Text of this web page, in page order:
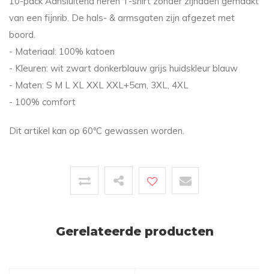
van een fijnrib. De hals- & armsgaten zijn afgezet met
boord.
- Materiaal: 100% katoen
- Kleuren: wit zwart donkerblauw grijs huidskleur blauw
- Maten: S M L XL XXL XXL+5cm, 3XL, 4XL
- 100% comfort
Dit artikel kan op 60ºC gewassen worden.
Gerelateerde producten